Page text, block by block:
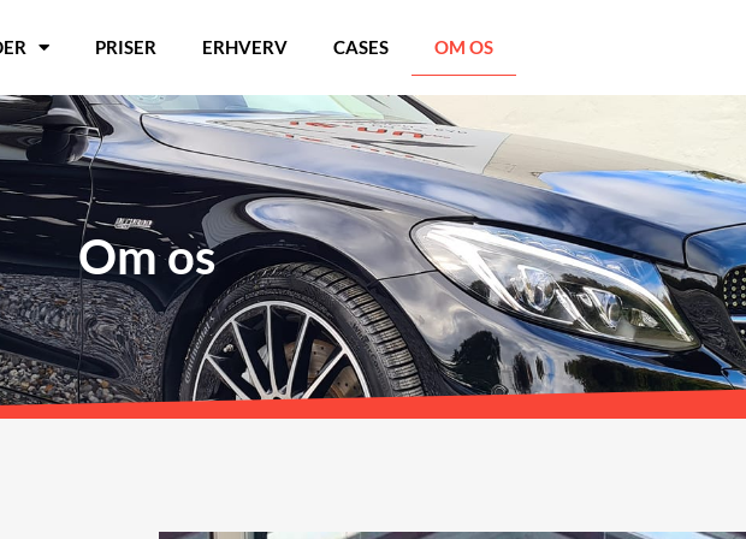
PRISER ERHVERV CASES OM OS
Om os